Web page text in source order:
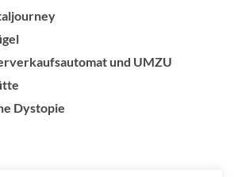
und UMZU
Dystopie